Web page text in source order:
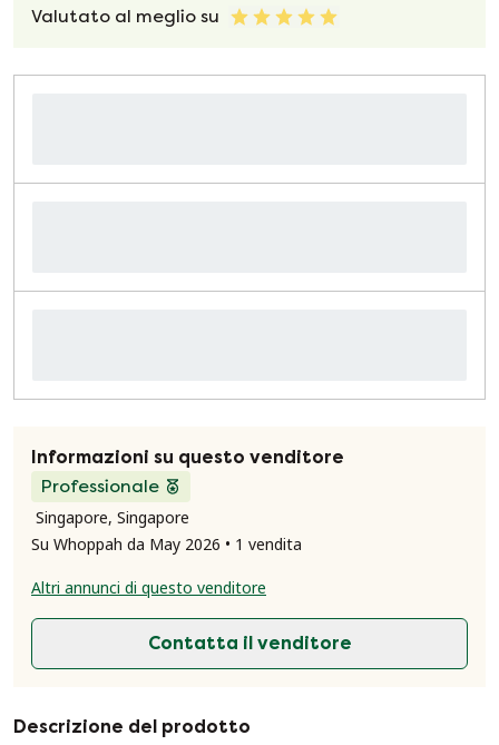
Valutato al meglio su
Informazioni su questo venditore
Professionale
Singapore, Singapore
Su Whoppah da May 2026 • 1 vendita
Altri annunci di questo venditore
Contatta il venditore
Descrizione del prodotto